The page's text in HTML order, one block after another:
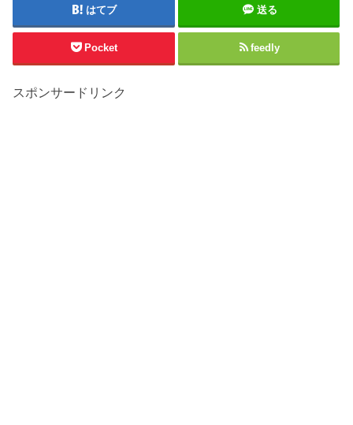
はてブ 送る
Pocket feedly
スポンサードリンク